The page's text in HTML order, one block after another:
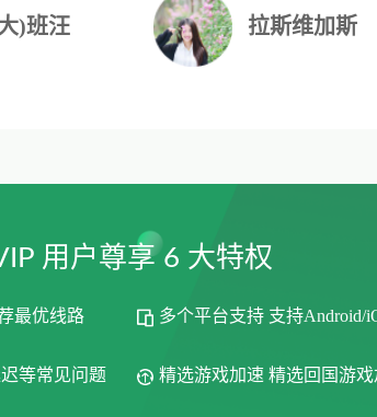
)班汪 拉斯维加斯
用户尊享 6 大特权
最优线路
等常见问题
多个平台支持 支持Android/
精选游戏加速 精选回国游